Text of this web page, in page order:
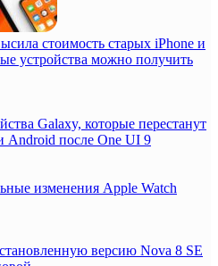
стоимость старых iPhone и
устройства можно получить
Galaxy, которые перестанут
Android после One UI 9
изменения Apple Watch
версию Nova 8 SE